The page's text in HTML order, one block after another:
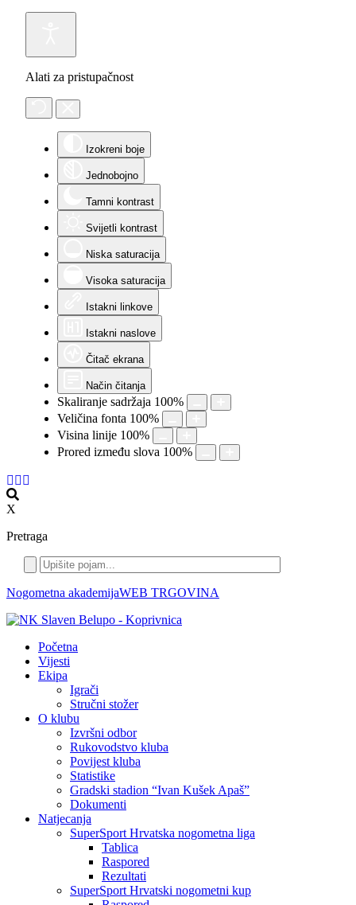
Alati za pristupačnost
Izokreni boje
Jednobojno
Tamni kontrast
Svijetli kontrast
Niska saturacija
Visoka saturacija
Istakni linkove
Istakni naslove
Čitač ekrana
Način čitanja
Skaliranje sadržaja 100%
Veličina fonta 100%
Visina linije 100%
Prored između slova 100%
X
Pretraga
Nogometna akademijaWEB TRGOVINA
Početna
Vijesti
Ekipa
Igrači
Stručni stožer
O klubu
Izvršni odbor
Rukovodstvo kluba
Povijest kluba
Statistike
Gradski stadion “Ivan Kušek Apaš”
Dokumenti
Natjecanja
SuperSport Hrvatska nogometna liga
Tablica
Raspored
Rezultati
SuperSport Hrvatski nogometni kup